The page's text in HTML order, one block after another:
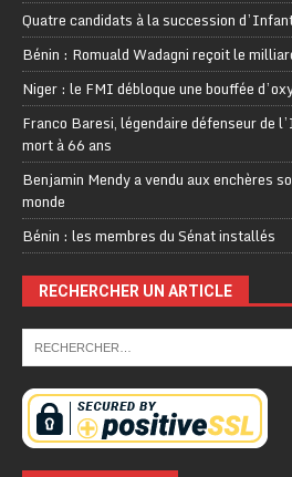
Quatre candidats à la succession
Bénin : Romuald Wadagni reçoit le
Niger : le FMI débloque une bouffée
Franco Baresi, légendaire défenseur de
mort à 66 ans
Benjamin Mendy a vendu aux enchères
monde
Bénin : les membres du Sénat installés
RECHERCHER UN ARTICLE